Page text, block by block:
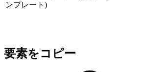
ンプレート)
要素をコピー